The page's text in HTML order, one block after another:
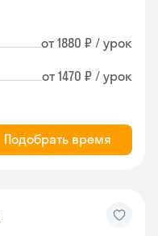
от 1880 ₽ / урок
от 1470 ₽ / урок
Подобрать время